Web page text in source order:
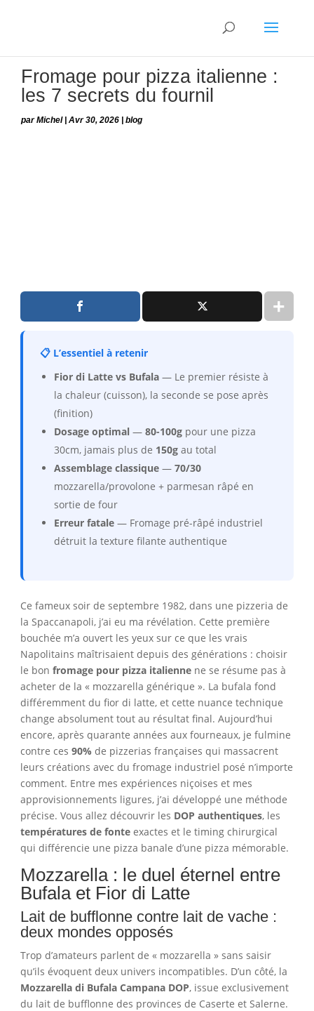
Fromage pour pizza italienne :
les 7 secrets du fournil
parMichel| Avr 30, 2026 blog
📋 L’essentiel à retenir
Fior di Latte vs Bufala— Le premier résiste à
la chaleur (cuisson), la seconde se pose après
(finition)
Dosage optimal— 80-100gpour une pizza
30cm, jamais plus de 150gau total
Assemblage classique— 70/30
mozzarella/provolone + parmesan râpé en
sortie de four
Erreur fatale— Fromage pré-râpé industriel
détruit la texture filante authentique
Ce fameux soir de septembre 1982, dans une pizzeria de
la Spaccanapoli, j’ai eu ma révélation. Cette première
bouchée m’a ouvert les yeux sur ce que les vrais
Napolitains maîtrisaient depuis des générations : choisir
le bon fromage pour pizza italiennene se résume pas à
acheter de la « mozzarella générique ». La bufala fond
différemment du fior di latte, et cette nuance technique
change absolument tout au résultat final. Aujourd’hui
encore, après quarante années aux fourneaux, je fulmine
contre ces 90% de pizzerias françaises qui massacrent
leurs créations avec du fromage industriel posé n’importe
comment. Entre mes expériences niçoises et mes
approvisionnements ligures, j’ai développé une méthode
précise. Vous allez découvrir les DOP authentiques, les
températures de fonteexactes et le timing chirurgical
qui différencie une pizza banale d’une pizza mémorable.
Mozzarella : le duel éternel entre
Bufala et Fior di Latte
Lait de bufflonne contre lait de vache :
deux mondes opposés
Trop d’amateurs parlent de « mozzarella » sans saisir
qu’ils évoquent deux univers incompatibles. D’un côté, la
Mozzarella di Bufala Campana DOP, issue exclusivement
du lait de bufflonne des provinces de Caserte et Salerne.